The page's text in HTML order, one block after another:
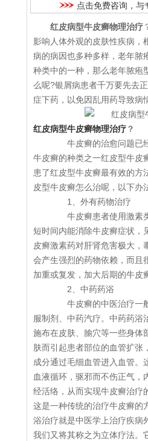
点击免费咨询，与
红皮病型牛皮癣物理治疗
影响人体外观的皮肤性疾病，
病的病因也多种多样，老年脓
种类中的一种，那么老年脓疱
么呢?银屑病患者千万要先去
症下药，以免因乱用药导致病
红皮病型牛皮癣物理治疗 ？
牛皮癣的治愈问题已
牛皮癣的种类之一红皮型牛皮
患了红皮型牛皮癣最有效的方
皮型牛皮癣怎么治呢，以下办
1、外有药物治疗
牛皮癣患者使用激素
短时间内能消除牛皮癣症状，
皮癣激素药对肝肾危害极大，
会产生强烈的药物依赖，而且
加重或复发，加大后期的牛皮
2、中药药浴
牛皮癣的中医治疗一
服制剂、中药汽疗。中药药浴
施布在皮肤、腧穴等一些身体
肤而引起患者部位的血管扩张
成分通过毛细血管进入血管。
血液循环，驱邪而不伤正气，
经活络，从而实现牛皮癣治疗
这是一种传统的治疗牛皮癣的
浴治疗就是中医学上治疗疾病
我们又将其称之为立体疗法。